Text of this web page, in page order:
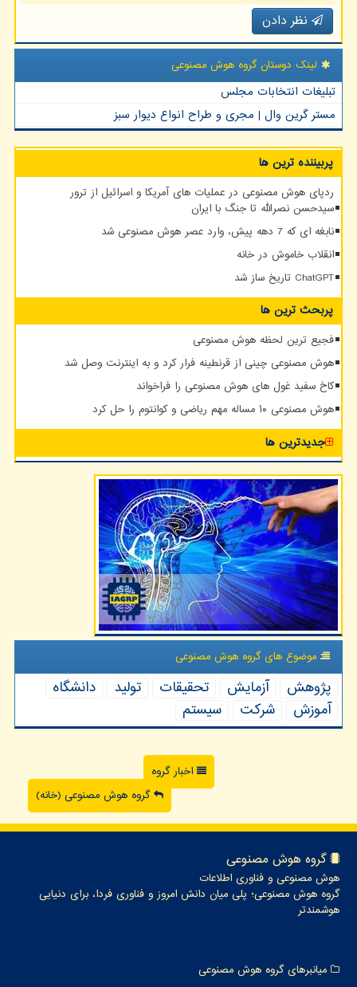
نظر دادن
لینک دوستان گروه هوش مصنوعی
تبلیغات انتخابات مجلس
مستر گرین وال | مجری و طراح انواع دیوار سبز
پربیننده ترین ها
ردپای هوش مصنوعی در عملیات های آمریکا و اسرائیل از ترور
سیدحسن نصرالله تا جنگ با ایران
نابغه ای که 7 دهه پیش، وارد عصر هوش مصنوعی شد
انقلاب خاموش در خانه
ChatGPT تاریخ ساز شد
پربحث ترین ها
فجیع ترین لحظه هوش مصنوعی
هوش مصنوعی چینی از قرنطینه فرار کرد و به اینترنت وصل شد
کاخ سفید غول های هوش مصنوعی را فراخواند
هوش مصنوعی ۱۰ مساله مهم ریاضی و کوانتوم را حل کرد
جدیدترین ها
موضوع های گروه هوش مصنوعی
پژوهش آزمایش تحقیقات تولید
دانشگاه
آموزش
شركت سیستم
اخبار گروه
گروه هوش مصنوعی (خانه)
گروه هوش مصنوعی
هوش مصنوعی و فناوری اطلاعات
گروه هوش مصنوعی؛ پلی میان دانش امروز و فناوری فردا، برای دنیایی
هوشمندتر
میانبرهای گروه هوش مصنوعی